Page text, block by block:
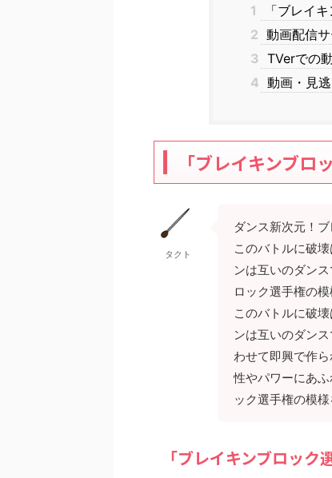
1
「ブレイ
2 動画配信
3 TVerでの
4 動画・見
「ブレイキンブ
タクト
ダンス新次元！
このバトルに破
ンは互いのダン
ロック選手権の
このバトルに破
ンは互いのダン
わせて即興で作
性やパワーにあ
ック選手権の模様
「ブレイキンブロック